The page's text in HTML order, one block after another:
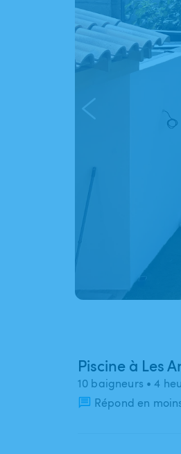
Piscine à Les
10 baigneurs • 4
Répond en